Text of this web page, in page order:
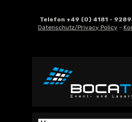
Telefon +49 (0) 4181 -
Datenschutz/Privacy Policy -